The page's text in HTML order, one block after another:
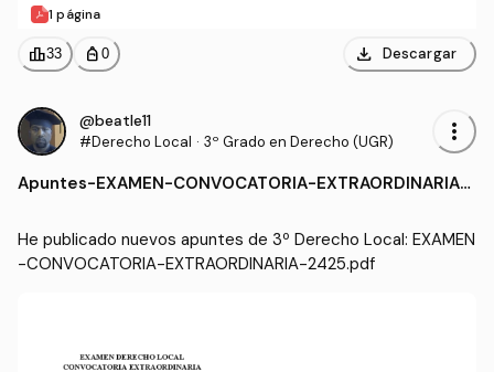
1 página
leaderboard33 personal_bag 0 download Descargar
@beatle11
#Derecho Local · 3º Grado en Derecho (UGR) more_vert
Apuntes-EXAMEN-CONVOCATORIA-EXTRAORDINARIA-
He publicado nuevos apuntes de 3º Derecho Local: EXAMEN
-CONVOCATORIA-EXTRAORDINARIA-2425.pdf